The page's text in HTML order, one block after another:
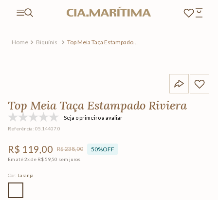
Biquínis
Top Meia Taça Estampado
Top Meia Taça Estampado Riviera
Seja o primeiro a avaliar
Referência: 05.14407.0
R$ 119,00 R$238,00 50%OFF
Em até2x de R$ 59 50 sem juros
Cor: Laranja